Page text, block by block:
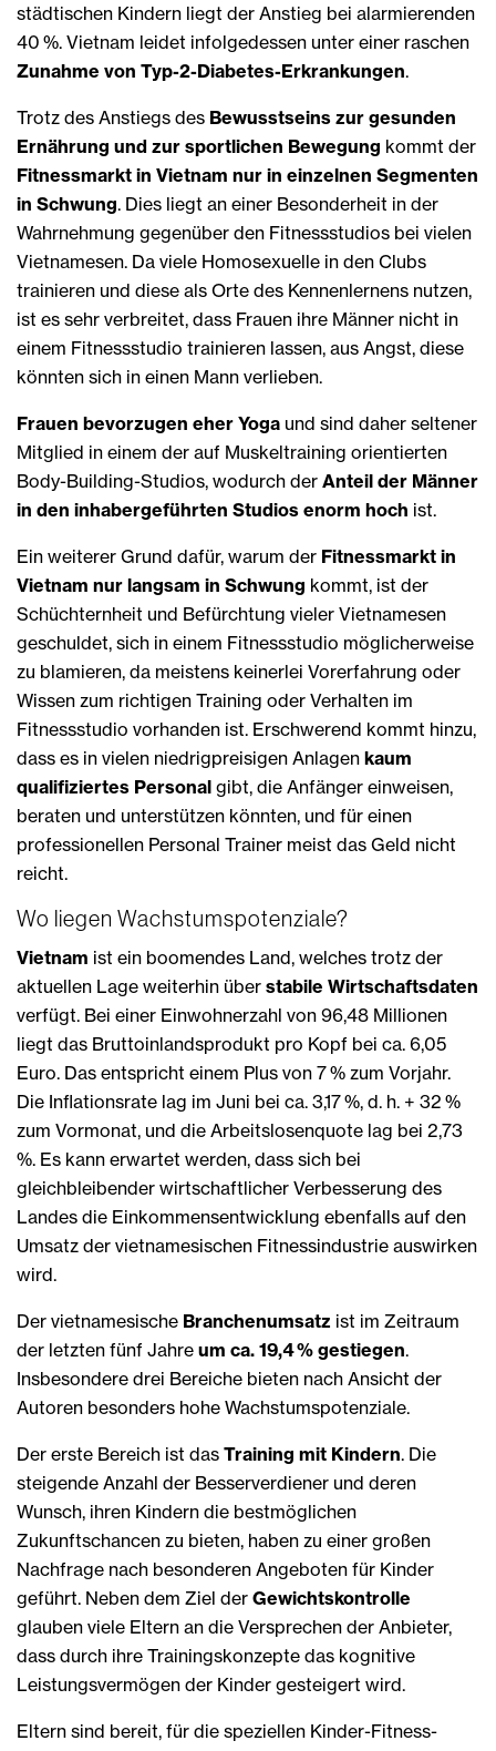
städtischen Kindern liegt der Anstieg bei alarmierenden
40 %. Vietnam leidet infolgedessen unter einer raschen
Zunahme von Typ-2-Diabetes-Erkrankungen.
Trotz des Anstiegs des Bewusstseins zur gesunden
Ernährung und zur sportlichen Bewegung kommt der
Fitnessmarkt in Vietnam nur in einzelnen Segmenten
in Schwung. Dies liegt an einer Besonderheit in der
Wahrnehmung gegenüber den Fitnessstudios bei vielen
Vietnamesen. Da viele Homosexuelle in den Clubs
trainieren und diese als Orte des Kennenlernens nutzen,
ist es sehr verbreitet, dass Frauen ihre Männer nicht in
einem Fitnessstudio trainieren lassen, aus Angst, diese
könnten sich in einen Mann verlieben.
Frauen bevorzugen eher Yoga und sind daher seltener
Mitglied in einem der auf Muskeltraining orientierten
Body-Building-Studios, wodurch der Anteil der Männer
in den inhabergeführten Studios enorm hoch ist.
Ein weiterer Grund dafür, warum der Fitnessmarkt in
Vietnam nur langsam in Schwung kommt, ist der
Schüchternheit und Befürchtung vieler Vietnamesen
geschuldet, sich in einem Fitnessstudio möglicherweise
zu blamieren, da meistens keinerlei Vorerfahrung oder
Wissen zum richtigen Training oder Verhalten im
Fitnessstudio vorhanden ist. Erschwerend kommt hinzu,
dass es in vielen niedrigpreisigen Anlagen kaum
qualifiziertes Personal gibt, die Anfänger einweisen,
beraten und unterstützen könnten, und für einen
professionellen Personal Trainer meist das Geld nicht
reicht.
Wo liegen Wachstumspotenziale?
Vietnam ist ein boomendes Land, welches trotz der
aktuellen Lage weiterhin über stabile Wirtschaftsdaten
verfügt. Bei einer Einwohnerzahl von 96,48 Millionen
liegt das Bruttoinlandsprodukt pro Kopf bei ca. 6,05
Euro. Das entspricht einem Plus von 7 % zum Vorjahr.
Die Inflationsrate lag im Juni bei ca. 3,17 %, d. h. + 32 %
zum Vormonat, und die Arbeitslosenquote lag bei 2,73
%. Es kann erwartet werden, dass sich bei
gleichbleibender wirtschaftlicher Verbesserung des
Landes die Einkommensentwicklung ebenfalls auf den
Umsatz der vietnamesischen Fitnessindustrie auswirken
wird.
Der vietnamesische Branchenumsatz ist im Zeitraum
der letzten fünf Jahre um ca. 19,4 % gestiegen.
Insbesondere drei Bereiche bieten nach Ansicht der
Autoren besonders hohe Wachstumspotenziale.
Der erste Bereich ist das Training mit Kindern. Die
steigende Anzahl der Besserverdiener und deren
Wunsch, ihren Kindern die bestmöglichen
Zukunftschancen zu bieten, haben zu einer großen
Nachfrage nach besonderen Angeboten für Kinder
geführt. Neben dem Ziel der Gewichtskontrolle
glauben viele Eltern an die Versprechen der Anbieter,
dass durch ihre Trainingskonzepte das kognitive
Leistungsvermögen der Kinder gesteigert wird.
Eltern sind bereit, für die speziellen Kinder-Fitness-